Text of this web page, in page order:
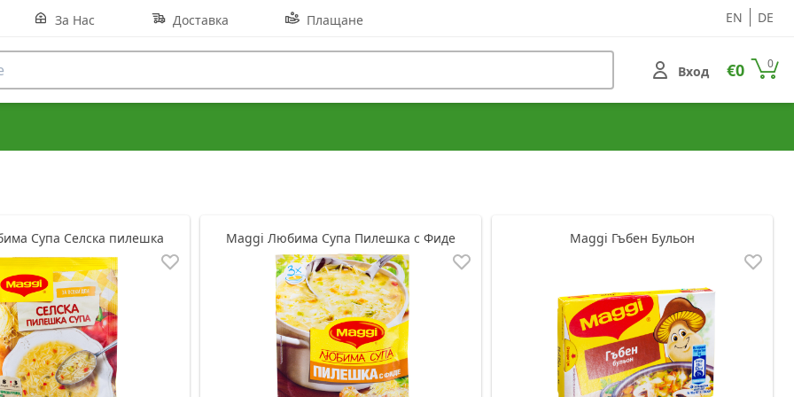
За Нас Доставка Плащане EN DE
Вход €0 0
Супа Селска пилешка Maggi Любима Супа Пилешка с Фиде Maggi Гъбен Бульон